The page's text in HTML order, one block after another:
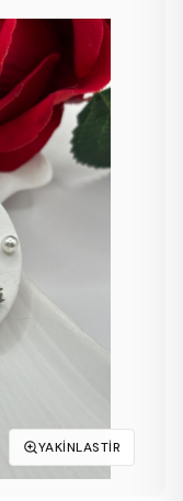
YAKINLASTIR